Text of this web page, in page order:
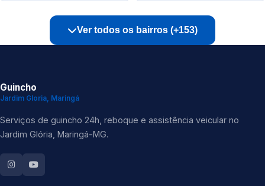
Ver todos os bairros (+153)
Guincho
Jardim Gloria, Maringá
Serviços de guincho 24h, reboque e assistência veicular no
Jardim Glória, Maringá-MG.